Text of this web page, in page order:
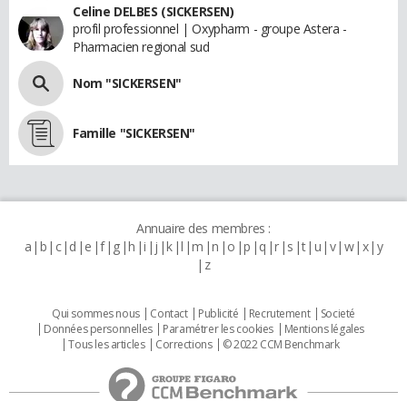
Celine DELBES (SICKERSEN)
profil professionnel | Oxypharm - groupe Astera -
Pharmacien regional sud
Nom "SICKERSEN"
Famille "SICKERSEN"
Annuaire des membres :
a b c d e f g h i j k l m n o p q r s t u v w x y
z
Qui sommes nous Contact Publicité Recrutement
Societé
Données personnelles
Paramétrer les cookies
Mentions légales
Tous les articles
Corrections © 2022 CCM Benchmark